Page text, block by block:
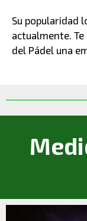
Su popularidad
actualmente.
del Pádel una